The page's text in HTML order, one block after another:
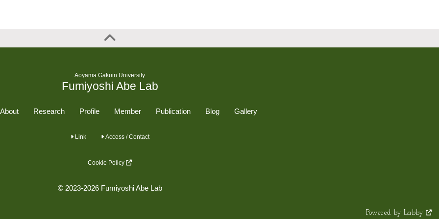
Aoyama Gakuin University
Fumiyoshi Abe Lab
About Research Profile Member Publication Blog Gallery
Link Access / Contact
Cookie Policy
© 2023-2026 Fumiyoshi Abe Lab
Powered by Labby